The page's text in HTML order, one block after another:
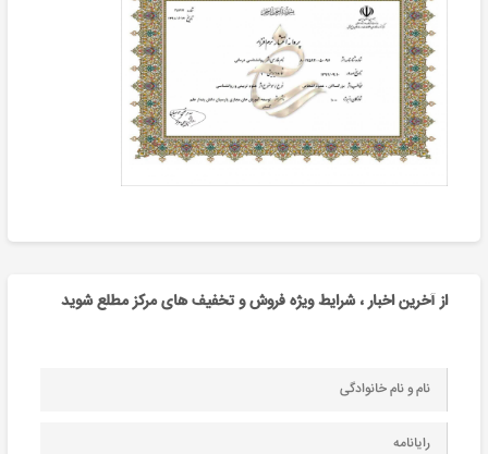
از آخرین اخبار ، شرایط ویژه فروش و تخفیف های مرکز مطلع شوید